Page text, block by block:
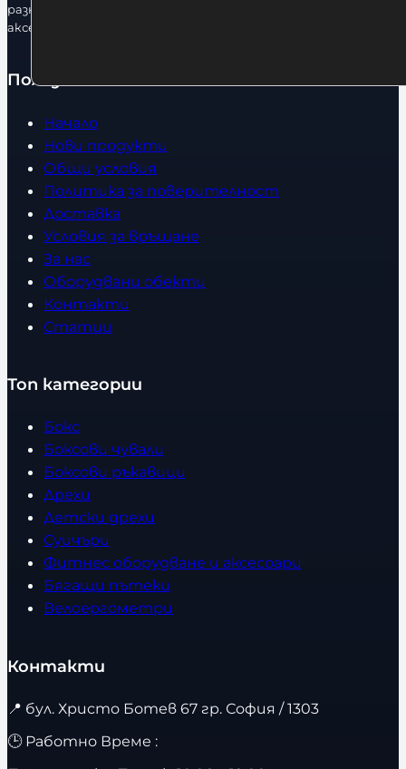
разнообразие от бойна екипировка, фитнес уреди и
аксесоари.
Полезно
Начало
Нови продукти
Общи условия
Политика за поверителност
Доставка
Условия за връщане
За нас
Оборудвани обекти
Контакти
Статии
Топ категории
Бокс
Боксови чували
Боксови ръкавици
Дрехи
Детски дрехи
Суичъри
Фитнес оборудване и аксесоари
Бягащи пътеки
Велоергометри
Контакти
📍 бул. Христо Ботев 67 гр. София / 1303
🕒 Работно Време :